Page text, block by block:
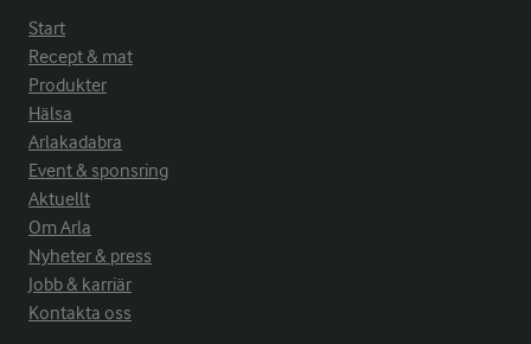
Start
Recept & mat
Produkter
Hälsa
Arlakadabra
Event & sponsring
Aktuellt
Om Arla
Nyheter & press
Jobb & karriär
Kontakta oss